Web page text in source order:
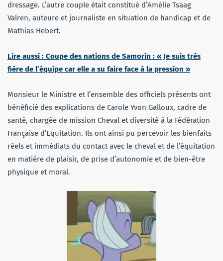
dressage. L’autre couple était constitué d’Amélie Tsaag
Valren, auteure et journaliste en situation de handicap et de
Mathias Hebert.
Lire aussi : Coupe des nations de Samorin : « Je suis très
fière de l’équipe car elle a su faire face à la pression »
Monsieur le Ministre et l’ensemble des officiels présents ont
bénéficié des explications de Carole Yvon Galloux, cadre de
santé, chargée de mission Cheval et diversité à la Fédération
Française d’Equitation. Ils ont ainsi pu percevoir les bienfaits
réels et immédiats du contact avec le cheval et de l’équitation
en matière de plaisir, de prise d’autonomie et de bien-être
physique et moral.